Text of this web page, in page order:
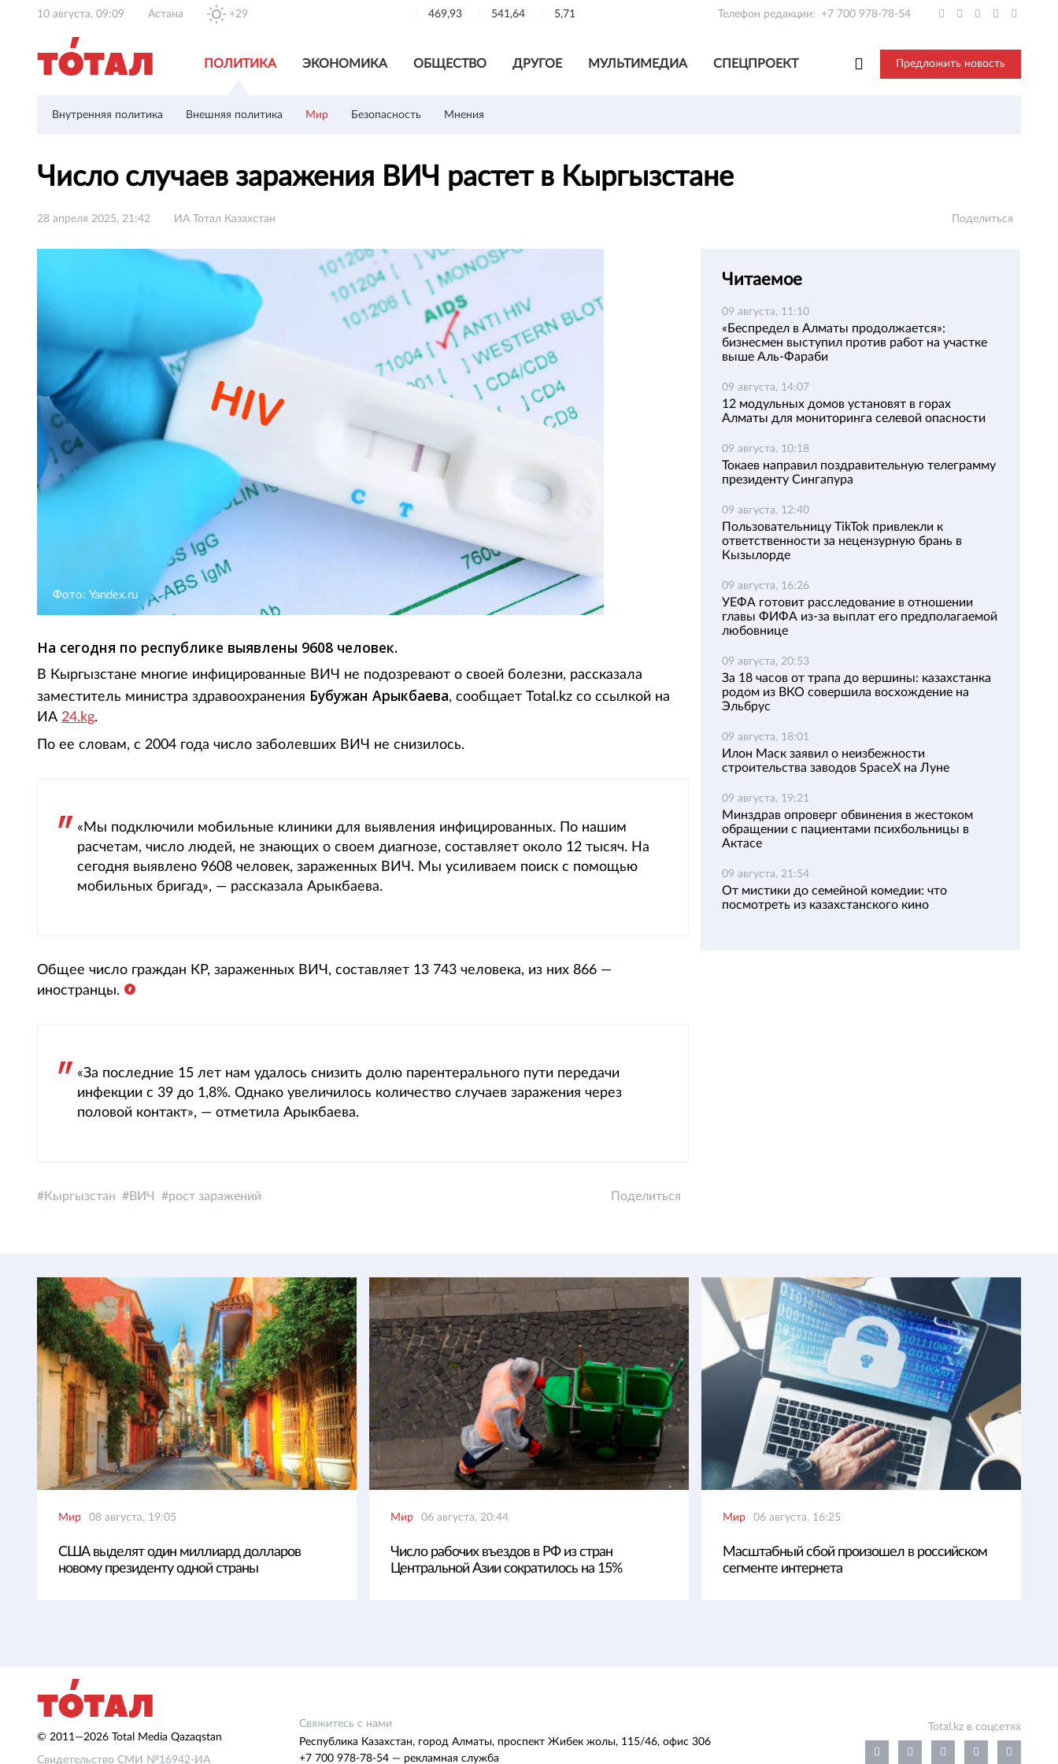
10 августа, 09:09 Астана +29 469,93 541,64 5,71 Телефон редакции: +7 700 978-78-54
ПОЛИТИКА ЭКОНОМИКА ОБЩЕСТВО ДРУГОЕ МУЛЬТИМЕДИА СПЕЦПРОЕКТ Предложить новость
Внутренняя политика Внешняя политика Мир Безопасность Мнения
Число случаев заражения ВИЧ растет в Кыргызстане
28 апреля 2025, 21:42 ИА Тотал Казахстан Поделиться
Фото: Yandex.ru
На сегодня по республике выявлены 9608 человек.
В Кыргызстане многие инфицированные ВИЧ не подозревают о своей болезни, рассказала
заместитель министра здравоохранения Бубужан Арыкбаева, сообщает Total.kz со ссылкой на
ИА 24.kg.
По ее словам, с 2004 года число заболевших ВИЧ не снизилось.
«Мы подключили мобильные клиники для выявления инфицированных. По нашим
расчетам, число людей, не знающих о своем диагнозе, составляет около 12 тысяч. На
сегодня выявлено 9608 человек, зараженных ВИЧ. Мы усиливаем поиск с помощью
мобильных бригад», — рассказала Арыкбаева.
Общее число граждан КР, зараженных ВИЧ, составляет 13 743 человека, из них 866 —
иностранцы.
«За последние 15 лет нам удалось снизить долю парентерального пути передачи
инфекции с 39 до 1,8%. Однако увеличилось количество случаев заражения через
половой контакт», — отметила Арыкбаева.
Кыргызстан ВИЧ рост заражений Поделиться
Читаемое
09 августа, 11:10
«Беспредел в Алматы продолжается»:
бизнесмен выступил против работ на участке
выше Аль-Фараби
09 августа, 14:07
12 модульных домов установят в горах
Алматы для мониторинга селевой опасности
09 августа, 10:18
Токаев направил поздравительную телеграмму
президенту Сингапура
09 августа, 12:40
Пользовательницу TikTok привлекли к
ответственности за нецензурную брань в
Кызылорде
09 августа, 16:26
УЕФА готовит расследование в отношении
главы ФИФА из-за выплат его предполагаемой
любовнице
09 августа, 20:53
За 18 часов от трапа до вершины: казахстанка
родом из ВКО совершила восхождение на
Эльбрус
09 августа, 18:01
Илон Маск заявил о неизбежности
строительства заводов SpaceX на Луне
09 августа, 19:21
Минздрав опроверг обвинения в жестоком
обращении с пациентами психбольницы в
Актасе
09 августа, 21:54
От мистики до семейной комедии: что
посмотреть из казахстанского кино
Мир 08 августа, 19:05
США выделят один миллиард долларов
новому президенту одной страны
Мир 06 августа, 20:44
Число рабочих въездов в РФ из стран
Центральной Азии сократилось на 15%
Мир 06 августа, 16:25
Масштабный сбой произошел в российском
сегменте интернета
© 2011—2026 Total Media Qazaqstan
Свидетельство СМИ №16942-ИА
Свяжитесь с нами
Республика Казахстан, город Алматы, проспект Жибек жолы, 115/46, офис 306
+7 700 978-78-54 — рекламная служба
Total.kz в соцсетях